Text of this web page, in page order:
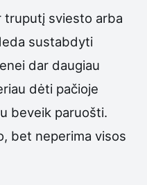
truputį sviesto arba
sustabdyti
dar daugiau
dėti pačioje
beveik paruošti.
bet neperima visos